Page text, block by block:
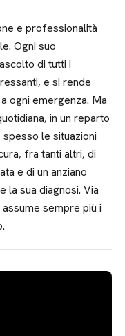
e professionalità
Ogni suo
di tutti i
e si rende
ogni emergenza. Ma
in un reparto
le situazioni
fra tanti altri, di
e di un anziano
la sua diagnosi. Via
sempre più i